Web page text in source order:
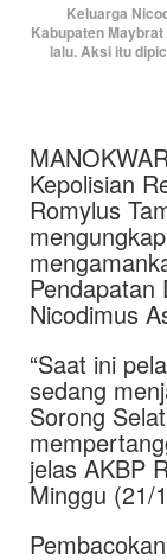
Keluarga
Kabupaten
lalu. Aksi itu
Kepolisian
Romylus
Pendapatan
Nicodimus
“Saat ini
sedang
Sorong
jelas AKBP
Minggu (21/